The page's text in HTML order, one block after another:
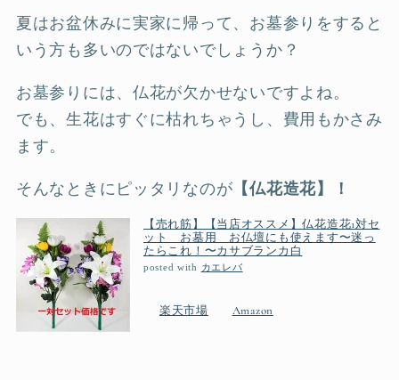
夏はお盆休みに実家に帰って、お墓参りをすると
いう方も多いのではないでしょうか？
お墓参りには、仏花が欠かせないですよね。
でも、生花はすぐに枯れちゃうし、費用もかさみ
ます。
そんなときにピッタリなのが 【仏花造花】！
【売れ筋】【当店オススメ】仏花造花1対セ
ット お墓用 お仏壇にも使えます〜迷っ
たらこれ！〜カサブランカ白
posted with カエレバ
楽天市場 Amazon